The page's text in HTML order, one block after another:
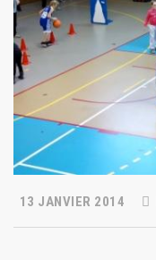
13 JANVIER 2014